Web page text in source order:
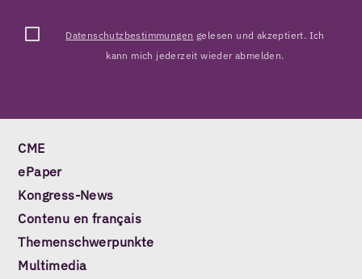
Datenschutzbestimmungen gelesen und akzeptiert. Ich
kann mich jederzeit wieder abmelden.
CME
ePaper
Kongress-News
Contenu en français
Themenschwerpunkte
Multimedia